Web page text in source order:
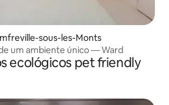
sous-les-Monts
um ambiente único — Ward
ecológicos pet friendly